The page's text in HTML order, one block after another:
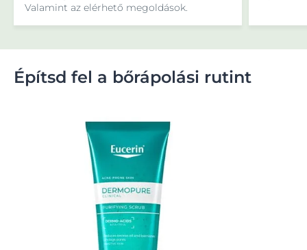
Valamint az elérhető megoldások.
Építsd fel a bőrápolási rutint